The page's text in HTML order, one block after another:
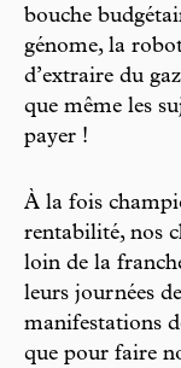
bouche
génome, la
d’extraire du
que même les
payer !
À la fois
rentabilité, nos
loin de la
leurs journées
manifestations
que pour faire